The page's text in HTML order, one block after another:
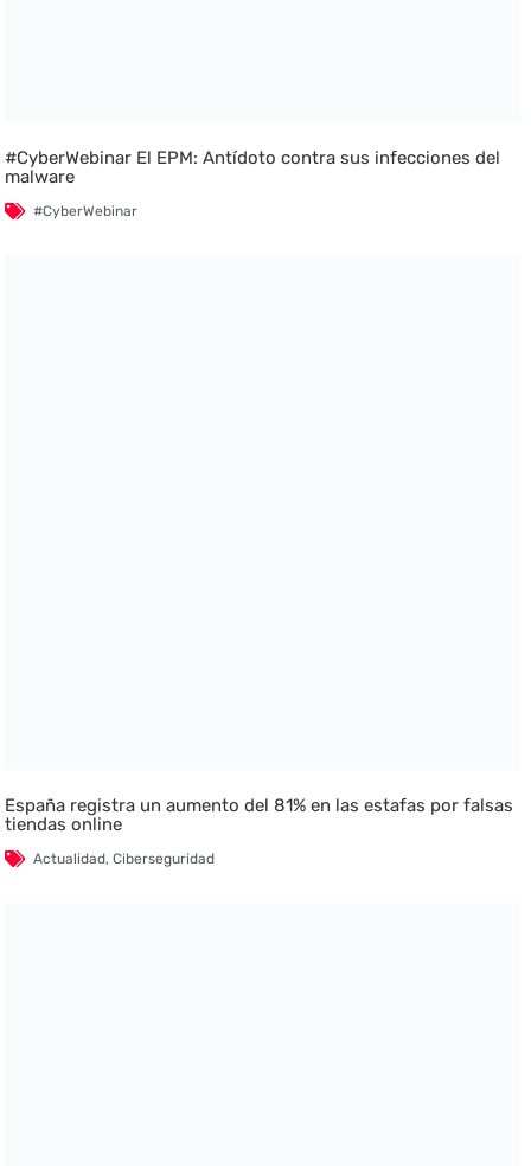
#CyberWebinar El EPM: Antídoto contra sus infecciones del
malware
#CyberWebinar
España registra un aumento del 81% en las estafas por falsas
tiendas online
Actualidad,Ciberseguridad